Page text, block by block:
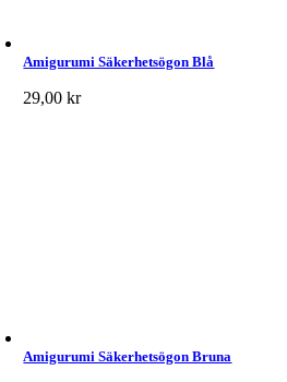
Amigurumi Säkerhetsögon Blå
29,00kr
Amigurumi Säkerhetsögon Bruna